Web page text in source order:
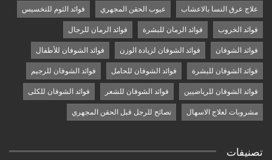
علاج عرق النسا بالاعشاب عيوب الحقن المجهري فوائد الثوم للتخسيس
فوائد الخروب فوائد الرمان للبشرة فوائد الرمان للرجال
فوائد الشوفان فوائد الشوفان لزيادة الوزن فوائد الشوفان للأطفال
فوائد الشوفان للبشرة فوائد الشوفان للحامل فوائد الشوفان للرجيم
فوائد الشوفان للرياضيين فوائد الشوفان للشعر فوائد الشوفان للكلى
مشروبات لعلاج الاسهال نصائح للرجل قبل الحقن المجهري
تصنيفات